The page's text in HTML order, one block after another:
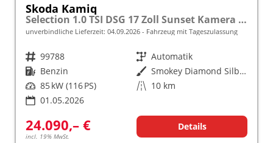
Skoda Kamiq
Selection 1.0 TSI DSG 17 Zoll Sunset Kamera PDC v+h
unverbindliche Lieferzeit: 04.09.2026 Fahrzeug mit Tageszulassung
Fahrzeugnr. 99788 Getriebe Automatik
Kraftstoff Benzin Außenfarbe
Smokey Diamond Silber Metallic
Leistung 85 kW (116 PS) Kilometerstand 10 km
01.05.2026
24.090,– €
incl. 19% MwSt.
Details